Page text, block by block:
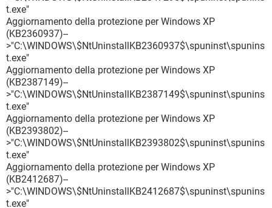
t.exe"
Aggiornamento della protezione per Windows XP
(KB2360937)--
>"C:\WINDOWS\$NtUninstallKB2360937$\spuninst\spunins
t.exe"
Aggiornamento della protezione per Windows XP
(KB2387149)--
>"C:\WINDOWS\$NtUninstallKB2387149$\spuninst\spunins
t.exe"
Aggiornamento della protezione per Windows XP
(KB2393802)--
>"C:\WINDOWS\$NtUninstallKB2393802$\spuninst\spunins
t.exe"
Aggiornamento della protezione per Windows XP
(KB2412687)--
>"C:\WINDOWS\$NtUninstallKB2412687$\spuninst\spunins
t.exe"